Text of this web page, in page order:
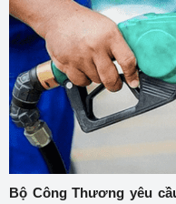
Bộ Công Thương yêu